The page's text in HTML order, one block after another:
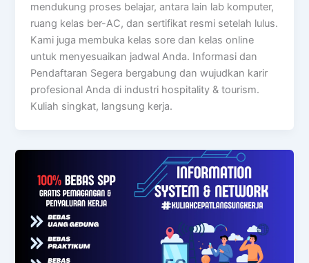
mendukung proses belajar, antara lain lab komputer,
ruang kelas ber-AC, dan sertifikat resmi setelah lulus.
Kami juga membuka kelas sore dan kelas online
untuk menyesuaikan jadwal Anda. Informasi dan
Pendaftaran Segera bergabung dan wujudkan karir
profesional Anda di industri hospitality & tourism.
Kuliah singkat, langsung kerja.